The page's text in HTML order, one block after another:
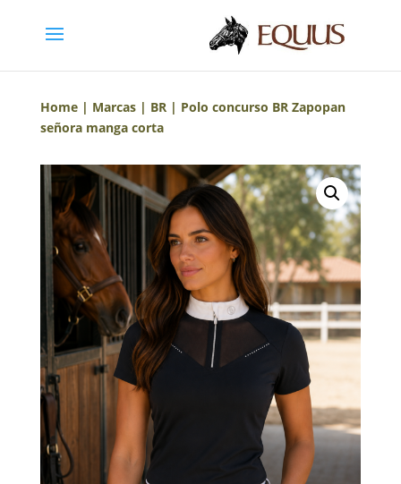
Home| Marcas| BR| Polo concurso BR Zapopan
señora manga corta